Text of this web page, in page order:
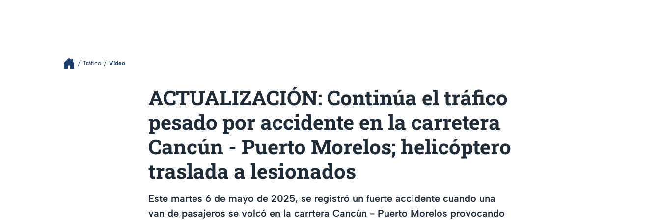
Tráfico Video
ACTUALIZACIÓN: Continúa el tráfico
pesado por accidente en la carretera
Cancún - Puerto Morelos; helicóptero
traslada a lesionados
Este martes 6 de mayo de 2025, se registró un fuerte accidente cuando una
van de pasajeros se volcó en la carrtera Cancún - Puerto Morelos provocando